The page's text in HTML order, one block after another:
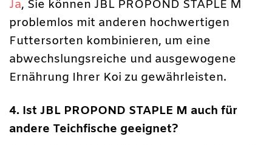
Ja, Sie können JBL PROPOND STAPLE M
problemlos mit anderen hochwertigen
Futtersorten kombinieren, um eine
abwechslungsreiche und ausgewogene
Ernährung Ihrer Koi zu gewährleisten.
4. Ist JBL PROPOND STAPLE M auch für
andere Teichfische geeignet?